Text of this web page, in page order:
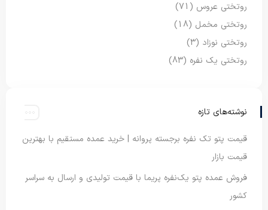
روتختی عروس (71)
روتختی مخمل (18)
روتختی نوزاد (3)
روتختی یک نفره (83)
نوشته‌های تازه
قیمت پتو تک نفره برجسته پروانه | خرید عمده مستقیم با بهترین
قیمت بازار
فروش عمده پتو یک‌نفره پریما با قیمت تولیدی و ارسال به سراسر
کشور